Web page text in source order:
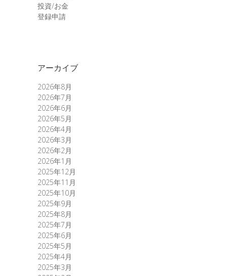
投資/お金
登録申請
アーカイブ
2026年8月
2026年7月
2026年6月
2026年5月
2026年4月
2026年3月
2026年2月
2026年1月
2025年12月
2025年11月
2025年10月
2025年9月
2025年8月
2025年7月
2025年6月
2025年5月
2025年4月
2025年3月